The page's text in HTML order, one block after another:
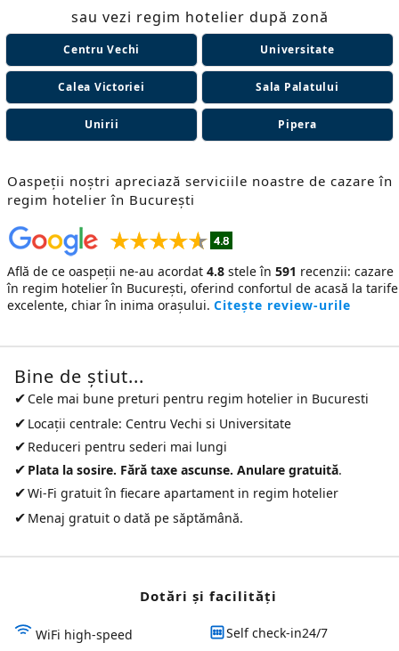
sau vezi regim hotelier după zonă
Centru Vechi Universitate
Calea Victoriei Sala Palatului
Unirii Pipera
Oaspeții noștri apreciază serviciile noastre de cazare în
regim hotelier în București
Află de ce oaspeții ne-au acordat 4.8 stele în 591 recenzii: cazare
în regim hotelier în București, oferind confortul de acasă la tarife
excelente, chiar în inima orașului. Citește review-urile
Bine de ştiut...
✔ Cele mai bune preturi pentru regim hotelier in Bucuresti
✔ Locații centrale: Centru Vechi si Universitate
✔ Reduceri pentru sederi mai lungi
✔ Plata la sosire. Fără taxe ascunse. Anulare gratuită.
✔Wi-Fi gratuit în fiecare apartament in regim hotelier
✔ Menaj gratuit o dată pe săptămână.
Dotări și facilităţi
WiFi high-speed
Self check-in24/7